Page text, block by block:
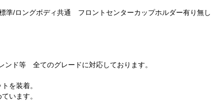
ロングボディ共通 フロントセンターカップホルダー有り無し
ンド等 全てのグレードに対応しております。
を装着。
います。